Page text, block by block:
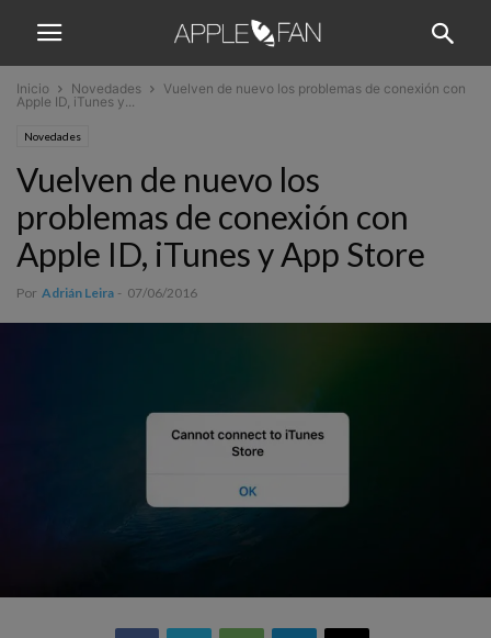
Inicio Novedades
Vuelven de nuevo los problemas de conexión con
Apple ID, iTunes y...
Novedades
Vuelven de nuevo los
problemas de conexión con
Apple ID, iTunes y App Store
Por Adrián Leira - 07/06/2016